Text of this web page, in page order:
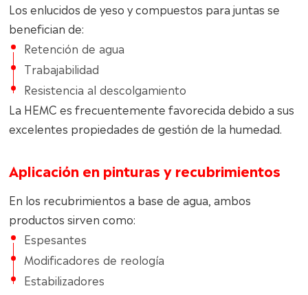
Los enlucidos de yeso y compuestos para juntas se
benefician de:
Retención de agua
Trabajabilidad
Resistencia al descolgamiento
La HEMC es frecuentemente favorecida debido a sus
excelentes propiedades de gestión de la humedad.
Aplicación en pinturas y recubrimientos
En los recubrimientos a base de agua, ambos
productos sirven como:
Espesantes
Modificadores de reología
Estabilizadores